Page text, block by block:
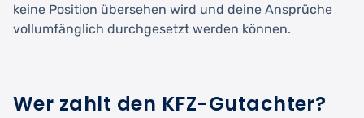
keine Position übersehen wird und deine Ansprüche
vollumfänglich durchgesetzt werden können.
Wer zahlt den KFZ-Gutachter?